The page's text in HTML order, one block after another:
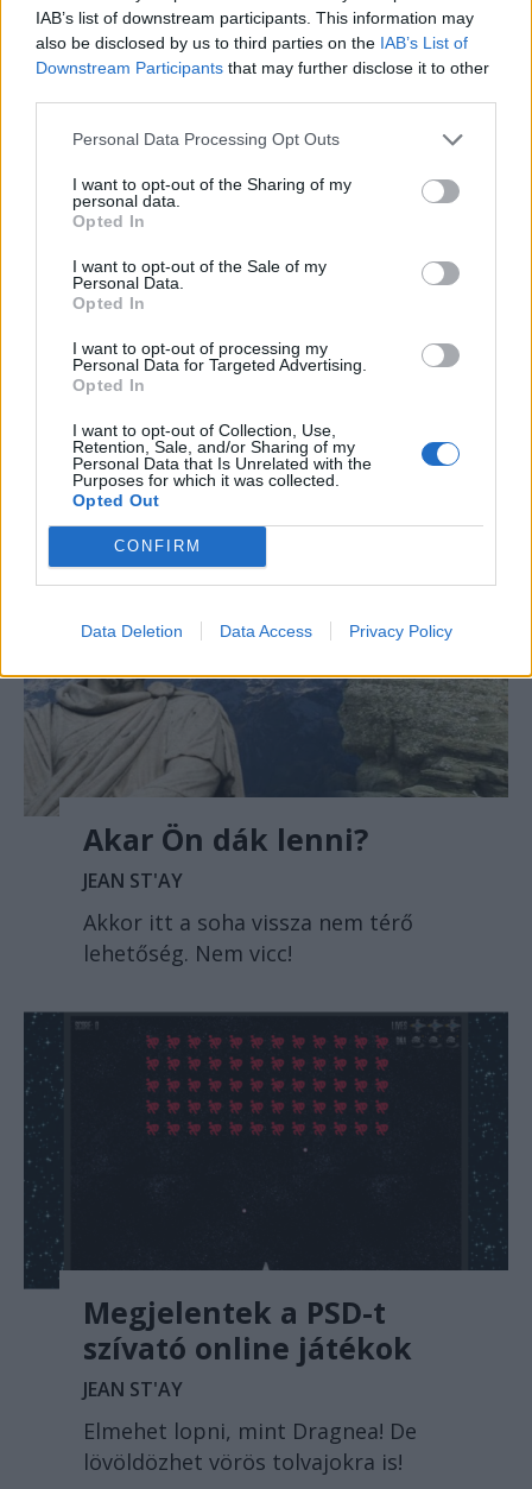
IAB’s list of downstream participants. This information may
also be disclosed by us to third parties on the IAB’s List of
Downstream Participants that may further disclose it to other
Personal Data Processing Opt Outs
I want to opt-out of the Sharing of my
personal data.
Opted In
I want to opt-out of the Sale of my
Personal Data.
Opted In
I want to opt-out of processing my
Personal Data for Targeted Advertising.
Opted In
I want to opt-out of Collection, Use,
Retention, Sale, and/or Sharing of my
Personal Data that Is Unrelated with the
Purposes for which it was collected.
Opted Out
CONFIRM
Data Deletion Data Access Privacy Policy
Miért nem tudott egy
román kenyeret venni a
Székelyföldön?
JEAN ST'AY
Ismét szertefoszlott egy nemzeti
mítosz. Figyelem: TRIKOLÓR
HUMORVESZÉLY!
Akar Ön dák lenni?
JEAN ST'AY
Akkor itt a soha vissza nem térő
lehetőség. Nem vicc!
Megjelentek a PSD-t
szívató online játékok
JEAN ST'AY
Elmehet lopni, mint Dragnea! De
lövöldözhet vörös tolvajokra is!